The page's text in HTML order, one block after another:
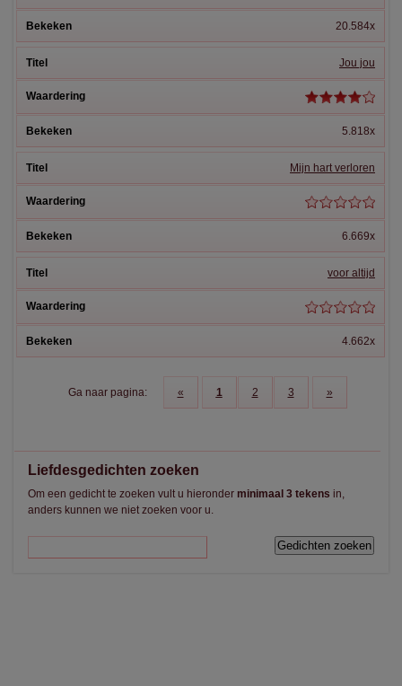
20.584x
Jou jou
5.818x
Mijn hart verloren
6.669x
voor altijd
4.662x
Ga naar pagina: « 1 2 3 »
Liefdesgedichten zoeken
Om een gedicht te zoeken vult u hieronder minimaal 3 tekens in,
anders kunnen we niet zoeken voor u.